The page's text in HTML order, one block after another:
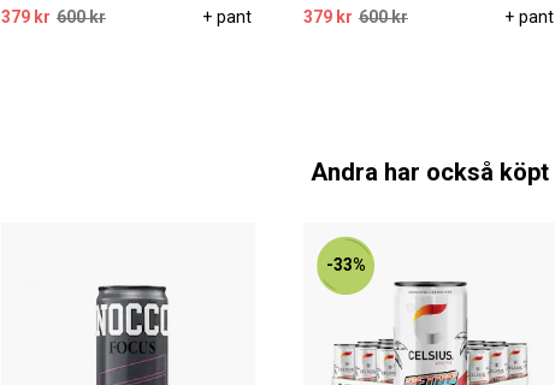
379 kr 600 kr + pant
379 kr 600 kr + pant
Andra har också köpt
-33%